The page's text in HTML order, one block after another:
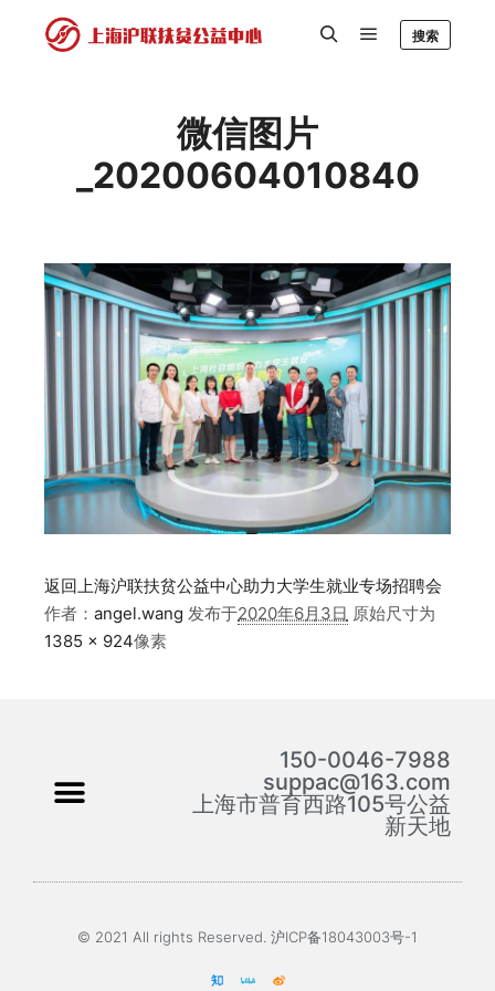
搜索
微信图片
_20200604010840
返回上海沪联扶贫公益中心助力大学生就业专场招聘会
作者： angel.wang 发布于2020年6月3日 原始尺寸为
1385 × 924像素
150-0046-7988
suppac@163.com
上海市普育西路105号公益
新天地
© 2021 All rights Reserved. 沪ICP备18043003号-1